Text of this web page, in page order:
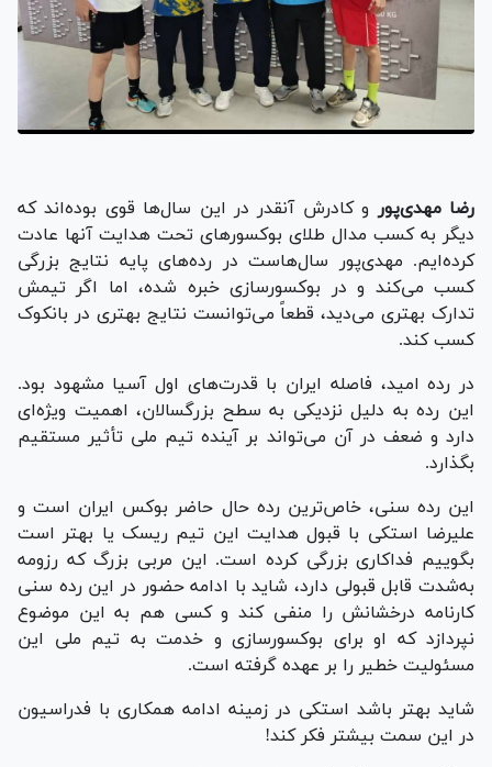
رضا مهدی‌پور و کادرش آنقدر در این سال‌ها قوی بوده‌اند که
دیگر به کسب مدال طلای بوکسور‌های تحت هدایت آنها عادت
کرده‌ایم. مهدی‌پور سال‌هاست در رده‌های پایه نتایج بزرگی
کسب می‌کند و در بوکسورسازی خبره شده، اما اگر تیمش
تدارک بهتری می‌دید، قطعاً می‌توانست نتایج بهتری در بانکوک
کسب کند.
در رده امید، فاصله ایران با قدرت‌های اول آسیا مشهود بود.
این رده به دلیل نزدیکی به سطح بزرگسالان، اهمیت ویژه‌ای
دارد و ضعف در آن می‌تواند بر آینده تیم ملی تأثیر مستقیم
بگذارد.
این رده سنی، خاص‌ترین رده حال حاضر بوکس ایران است و
علیرضا استکی با قبول هدایت این تیم ریسک یا بهتر است
بگوییم فداکاری بزرگی کرده است. این مربی بزرگ که رزومه
به‌شدت قابل قبولی دارد، شاید با ادامه حضور در این رده سنی
کارنامه درخشانش را منفی کند و کسی هم به این موضوع
نپردازد که او برای بوکسورسازی و خدمت به تیم ملی این
مسئولیت خطیر را بر عهده گرفته است.
شاید بهتر باشد استکی در زمینه ادامه همکاری با فدراسیون
در این سمت بیشتر فکر کند!